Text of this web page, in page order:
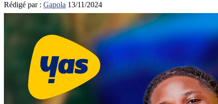
Rédigé par : Gapola 13/11/2024